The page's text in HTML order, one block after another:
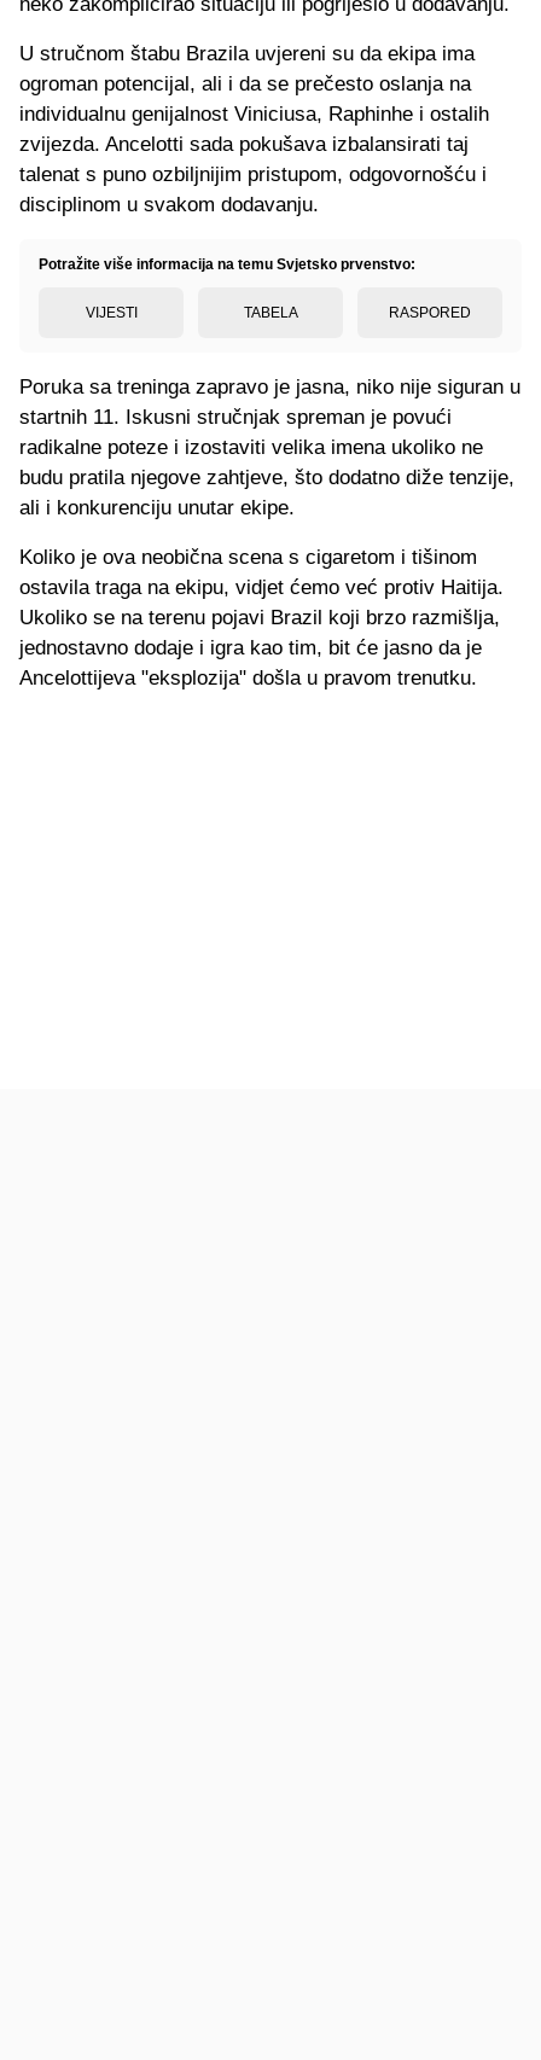
U stručnom štabu Brazila uvjereni su da ekipa ima
ogroman potencijal, ali i da se prečesto oslanja na
individualnu genijalnost Viniciusa, Raphinhe i ostalih
zvijezda. Ancelotti sada pokušava izbalansirati taj
talenat s puno ozbiljnijim pristupom, odgovornošću i
disciplinom u svakom dodavanju.
Potražite više informacija na temu Svjetsko prvenstvo:
VIJESTI TABELA RASPORED
Poruka sa treninga zapravo je jasna, niko nije siguran u
startnih 11. Iskusni stručnjak spreman je povući
radikalne poteze i izostaviti velika imena ukoliko ne
budu pratila njegove zahtjeve, što dodatno diže tenzije,
ali i konkurenciju unutar ekipe.
Koliko je ova neobična scena s cigaretom i tišinom
ostavila traga na ekipu, vidjet ćemo već protiv Haitija.
Ukoliko se na terenu pojavi Brazil koji brzo razmišlja,
jednostavno dodaje i igra kao tim, bit će jasno da je
Ancelottijeva "eksplozija" došla u pravom trenutku.